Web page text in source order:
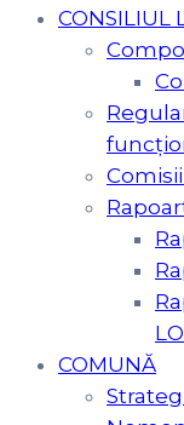
CONSILIUL
COMUNĂ